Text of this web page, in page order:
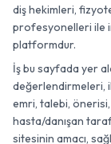
diş hekimleri,
profesyonelleri ile
platformdur.
İş bu sayfada yer
değerlendirmeleri,
emri, talebi, önerisi,
hasta/danışan
sitesinin amacı,